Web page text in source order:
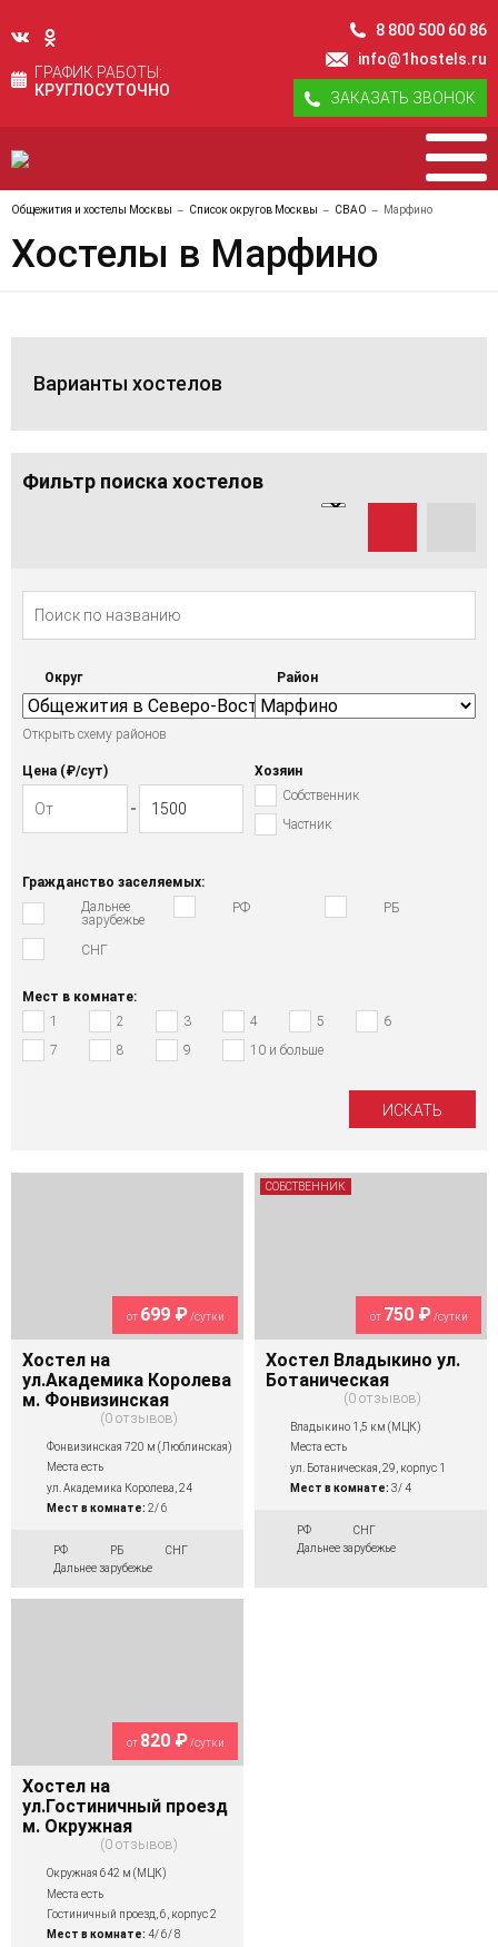
ГРАФИК РАБОТЫ:
КРУГЛОСУТОЧНО
8 800 500 60 86
info@1hostels.ru
ЗАКАЗАТЬ ЗВОНОК
Общежития и хостелы Москвы Список округов Москвы СВАО Марфино
Хостелы в Марфино
Варианты хостелов
Фильтр поиска хостелов
Округ
Открыть схему районов
Район
Цена (₽/cут)
Хозяин
Собственник
Частник
Гражданство заселяемых:
Дальнее
зарубежье
РФ РБ
СНГ
Мест в комнате:
1
2 3 4 5
6
7
8 9 10 и больше
от 699 ₽/сутки
Хостел на
ул.Академика Королева
м. Фонвизинская
0 отзывов
Фонвизинская 720 м (Люблинская)
Места есть
ул. Академика Королева, 24
Мест в комнате: 2/ 6
РФ РБ
СНГ
Дальнее зарубежье
от 750 ₽/сутки
Хостел Владыкино ул.
Ботаническая
0 отзывов
Владыкино 1,5 км (МЦК)
Места есть
ул. Ботаническая, 29, корпус 1
Мест в комнате: 3/ 4
РФ
СНГ
Дальнее зарубежье
СОБСТВЕННИК
от 820 ₽/сутки
Хостел на
ул.Гостиничный проезд
м. Окружная
0 отзывов
Окружная 642 м (МЦК)
Места есть
Гостиничный проезд, 6, корпус 2
Мест в комнате: 4/ 6/ 8